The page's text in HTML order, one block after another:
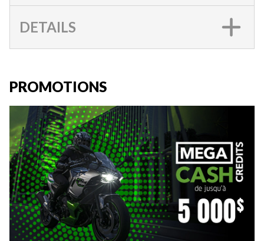
DETAILS
PROMOTIONS